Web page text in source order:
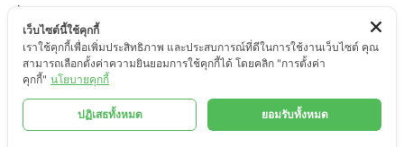
© 2569, สถาบันวิจัยและพัฒนาพื้นที่สูง (องค์การมหาชน) - All rights
reserved
เว็บไซต์นี้ใช้คุกกี้
เราใช้คุกกี้เพื่อเพิ่มประสิทธิภาพ และประสบการณ์ที่ดีในการใช้งานเว็บไซต์ คุณ
สามารถเลือกตั้งค่าความยินยอมการใช้คุกกี้ได้ โดยคลิก "การตั้งค่า
คุกกี้" นโยบายคุกกี้
ปฏิเสธทั้งหมด ยอมรับทั้งหมด